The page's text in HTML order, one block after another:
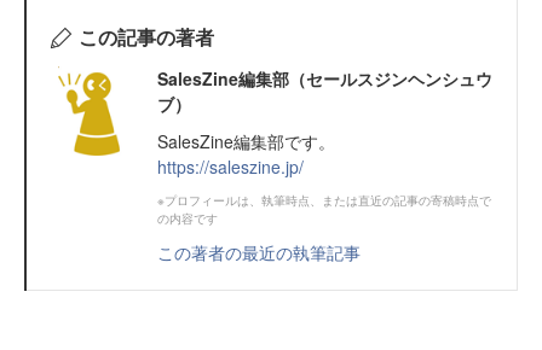
この記事の著者
SalesZine編集部（セールスジンヘンシュウ
ブ）
SalesZine編集部です。
https://saleszine.jp/
※プロフィールは、執筆時点、または直近の記事の寄稿時点で
の内容です
この著者の最近の執筆記事